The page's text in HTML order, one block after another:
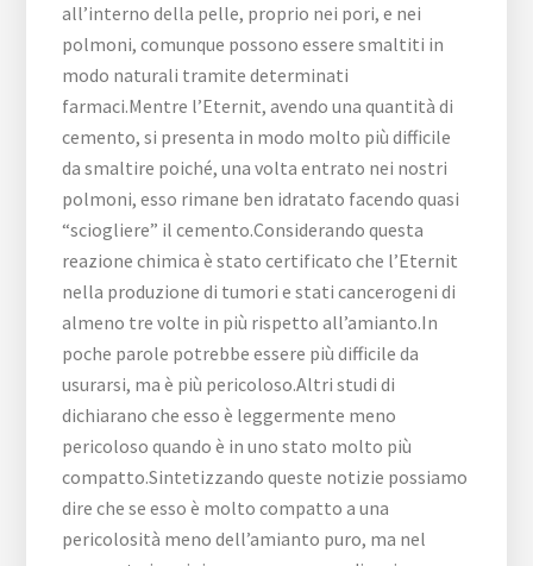
all’interno della pelle, proprio nei pori, e nei
polmoni, comunque possono essere smaltiti in
modo naturali tramite determinati
farmaci.Mentre l’Eternit, avendo una quantità di
cemento, si presenta in modo molto più difficile
da smaltire poiché, una volta entrato nei nostri
polmoni, esso rimane ben idratato facendo quasi
“sciogliere” il cemento.Considerando questa
reazione chimica è stato certificato che l’Eternit
nella produzione di tumori e stati cancerogeni di
almeno tre volte in più rispetto all’amianto.In
poche parole potrebbe essere più difficile da
usurarsi, ma è più pericoloso.Altri studi di
dichiarano che esso è leggermente meno
pericoloso quando è in uno stato molto più
compatto.Sintetizzando queste notizie possiamo
dire che se esso è molto compatto a una
pericolosità meno dell’amianto puro, ma nel